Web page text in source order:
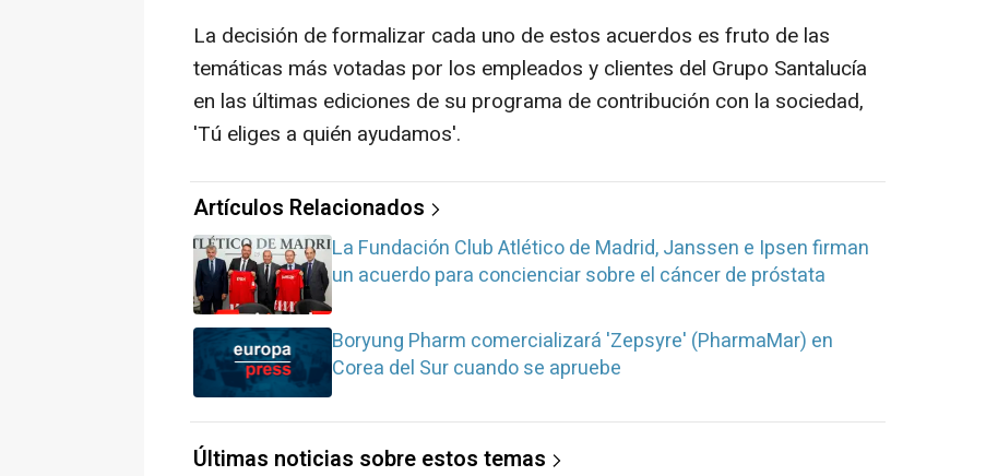
La decisión de formalizar cada uno de estos acuerdos es fruto de las
temáticas más votadas por los empleados y clientes del Grupo Santalucía
en las últimas ediciones de su programa de contribución con la sociedad,
'Tú eliges a quién ayudamos'.
Artículos Relacionados
La Fundación Club Atlético de Madrid, Janssen e Ipsen firman
un acuerdo para concienciar sobre el cáncer de próstata
Boryung Pharm comercializará 'Zepsyre' (PharmaMar) en
Corea del Sur cuando se apruebe
Últimas noticias sobre estos temas